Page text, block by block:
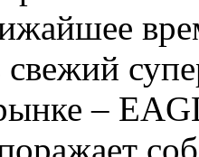
свежий
–